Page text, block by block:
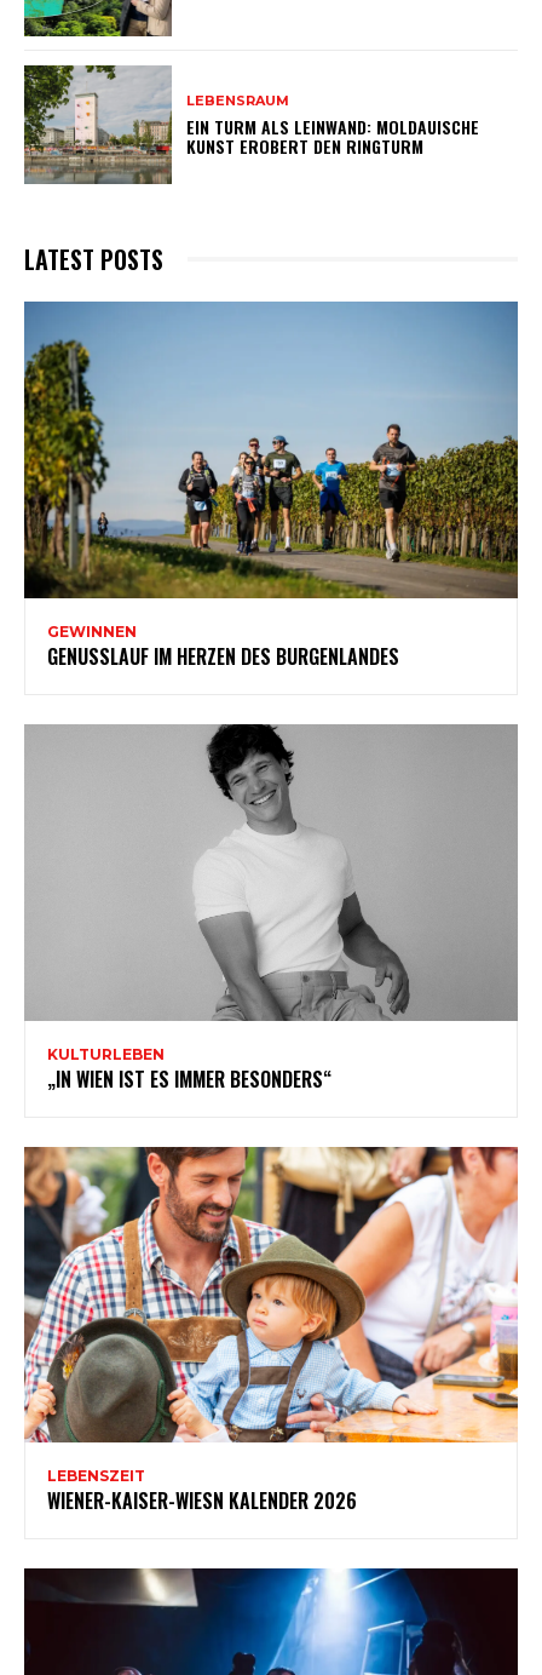
LEBENSRAUM
EIN TURM ALS LEINWAND: MOLDAUISCHE
KUNST EROBERT DEN RINGTURM
LATEST POSTS
GEWINNEN
GENUSSLAUF IM HERZEN DES BURGENLANDES
KULTURLEBEN
„IN WIEN IST ES IMMER BESONDERS“
LEBENSZEIT
WIENER-KAISER-WIESN KALENDER 2026